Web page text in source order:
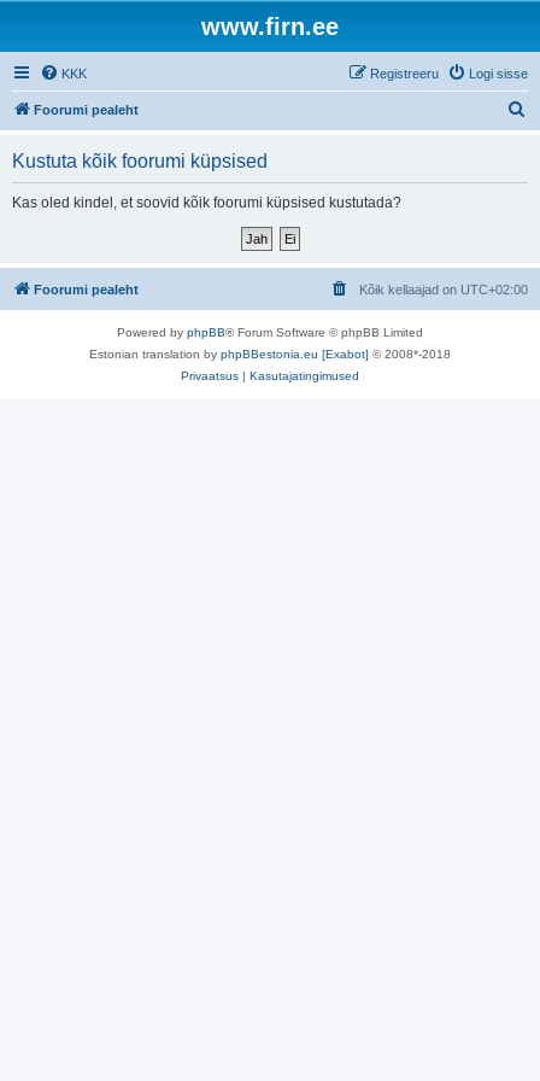
www.firn.ee
KKK Logi sisse
Registreeru
Foorumi pealeht
Kustuta kõik foorumi küpsised
Kas oled kindel, et soovid kõik foorumi küpsised kustutada?
Foorumi pealeht Kõik kellaajad on UTC+02:00
Powered by phpBB® Forum Software © phpBB Limited
Estonian translation by phpBBestonia.eu [Exabot] © 2008*-2018
Privaatsus | Kasutajatingimused